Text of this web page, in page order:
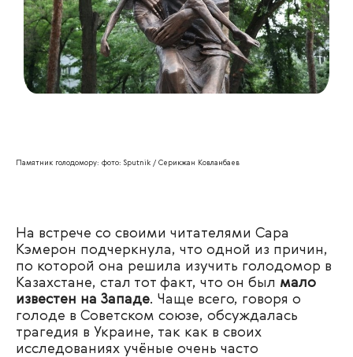
Памятник голодомору: фото: Sputnik / Серикжан Ковланбаев
На встрече со своими читателями Сара
Кэмерон подчеркнула, что одной из причин,
по которой она решила изучить голодомор в
Казахстане, стал тот факт, что он был мало
известен на Западе. Чаще всего, говоря о
голоде в Советском союзе, обсуждалась
трагедия в Украине, так как в своих
исследованиях учёные очень часто